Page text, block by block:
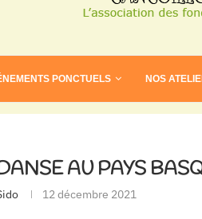
PONCTUELS NOS
AU PAYS
12 décembre 2021